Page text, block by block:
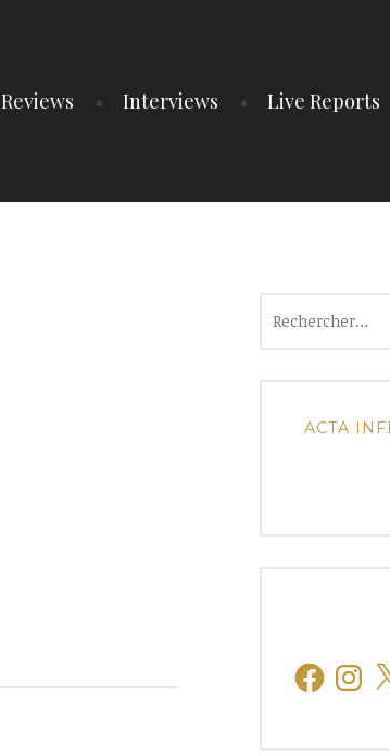
Reviews Interviews Live Reports
ACTA
Facebook X